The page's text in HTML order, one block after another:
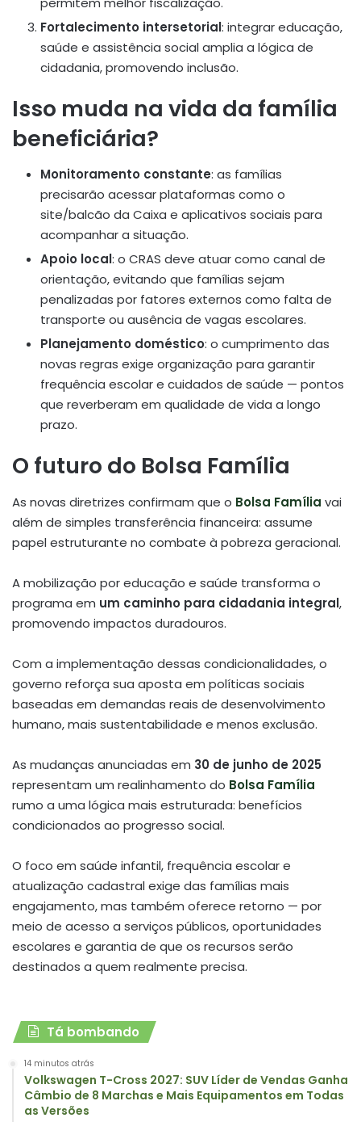
Fortalecimento intersetorial: integrar educação,
saúde e assistência social amplia a lógica de
cidadania, promovendo inclusão.
Isso muda na vida da família
beneficiária?
Monitoramento constante: as famílias
precisarão acessar plataformas como o
site/balcão da Caixa e aplicativos sociais para
acompanhar a situação.
Apoio local: o CRAS deve atuar como canal de
orientação, evitando que famílias sejam
penalizadas por fatores externos como falta de
transporte ou ausência de vagas escolares.
Planejamento doméstico: o cumprimento das
novas regras exige organização para garantir
frequência escolar e cuidados de saúde — pontos
que reverberam em qualidade de vida a longo
prazo.
O futuro do Bolsa Família
As novas diretrizes confirmam que o Bolsa Família vai
além de simples transferência financeira: assume
papel estruturante no combate à pobreza geracional.
A mobilização por educação e saúde transforma o
programa em um caminho para cidadania integral,
promovendo impactos duradouros.
Com a implementação dessas condicionalidades, o
governo reforça sua aposta em políticas sociais
baseadas em demandas reais de desenvolvimento
humano, mais sustentabilidade e menos exclusão.
As mudanças anunciadas em 30 de junho de 2025
representam um realinhamento do Bolsa Família
rumo a uma lógica mais estruturada: benefícios
condicionados ao progresso social.
O foco em saúde infantil, frequência escolar e
atualização cadastral exige das famílias mais
engajamento, mas também oferece retorno — por
meio de acesso a serviços públicos, oportunidades
escolares e garantia de que os recursos serão
destinados a quem realmente precisa.
Tá bombando
14 minutos atrás
Volkswagen T-Cross 2027: SUV Líder de Vendas Ganha
Câmbio de 8 Marchas e Mais Equipamentos em Todas
as Versões